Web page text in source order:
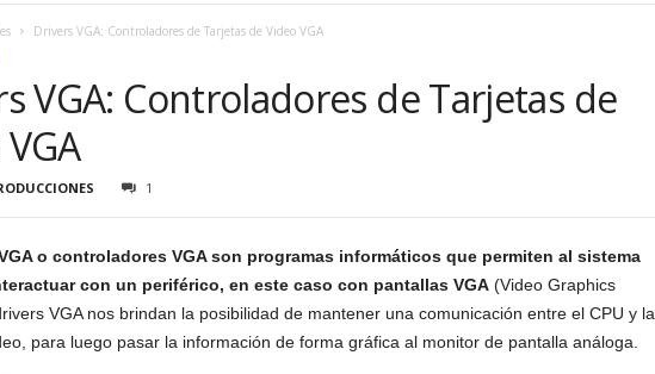
Drivers VGA: Controladores de Tarjetas de Video VGA
VGA: Controladores de Tarjetas de
1
o controladores VGA son programas informáticos que permiten al sistema
con un periférico, en este caso con pantallas VGA(Video Graphics
VGA nos brindan la posibilidad de mantener una comunicación entre el CPU y la
para luego pasar la información de forma gráfica al monitor de pantalla análoga.